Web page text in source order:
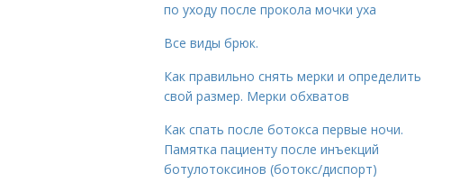
по уходу после прокола мочки уха
Все виды брюк.
Как правильно снять мерки и определить
свой размер. Мерки обхватов
Как спать после ботокса первые ночи.
Памятка пациенту после инъекций
ботулотоксинов (ботокс/диспорт)